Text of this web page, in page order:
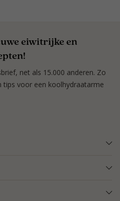
eiwitrijke en
net als 15.000 anderen. Zo
tips voor een koolhydraatarme